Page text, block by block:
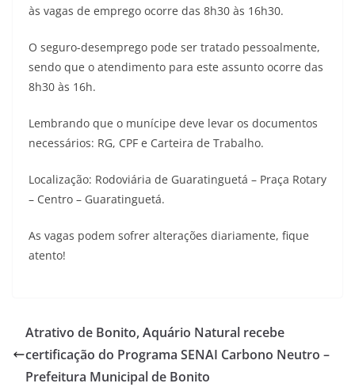
às vagas de emprego ocorre das 8h30 às 16h30.
O seguro-desemprego pode ser tratado pessoalmente,
sendo que o atendimento para este assunto ocorre das
8h30 às 16h.
Lembrando que o munícipe deve levar os documentos
necessários: RG, CPF e Carteira de Trabalho.
Localização: Rodoviária de Guaratinguetá – Praça Rotary
– Centro – Guaratinguetá.
As vagas podem sofrer alterações diariamente, fique
atento!
Atrativo de Bonito, Aquário Natural recebe
certificação do Programa SENAI Carbono Neutro –
Prefeitura Municipal de Bonito